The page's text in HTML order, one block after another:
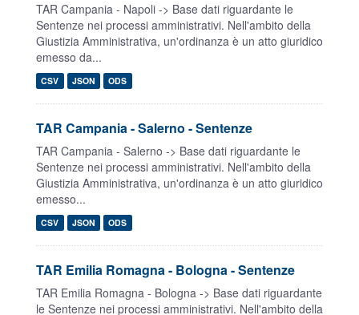
TAR Campania - Napoli -> Base dati riguardante le
Sentenze nei processi amministrativi. Nell'ambito della
Giustizia Amministrativa, un'ordinanza è un atto giuridico
emesso da...
CSV JSON ODS
TAR Campania - Salerno - Sentenze
TAR Campania - Salerno -> Base dati riguardante le
Sentenze nei processi amministrativi. Nell'ambito della
Giustizia Amministrativa, un'ordinanza è un atto giuridico
emesso...
CSV JSON ODS
TAR Emilia Romagna - Bologna - Sentenze
TAR Emilia Romagna - Bologna -> Base dati riguardante
le Sentenze nei processi amministrativi. Nell'ambito della